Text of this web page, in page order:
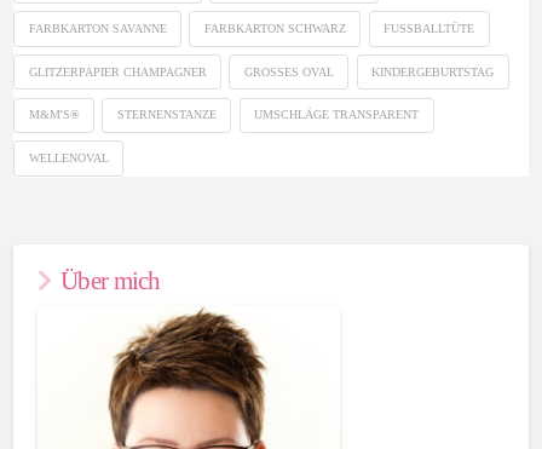
FARBKARTON SAVANNE FARBKARTON SCHWARZ FUSSBALLTÜTE
GLITZERPAPIER CHAMPAGNER GROSSES OVAL KINDERGEBURTSTAG
M&M'S® STERNENSTANZE UMSCHLÄGE TRANSPARENT
WELLENOVAL
Über mich